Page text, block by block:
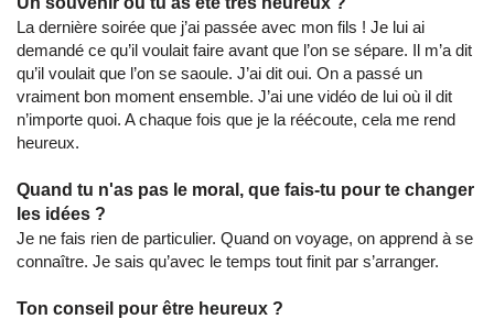
La dernière soirée que j’ai passée avec mon fils ! Je lui ai
demandé ce qu’il voulait faire avant que l’on se sépare. Il m’a dit
qu’il voulait que l’on se saoule. J’ai dit oui. On a passé un
vraiment bon moment ensemble. J’ai une vidéo de lui où il dit
n’importe quoi. A chaque fois que je la réécoute, cela me rend
heureux.
Quand tu n'as pas le moral, que fais-tu pour te changer
les idées ?
Je ne fais rien de particulier. Quand on voyage, on apprend à se
connaître. Je sais qu’avec le temps tout finit par s’arranger.
Ton conseil pour être heureux ?